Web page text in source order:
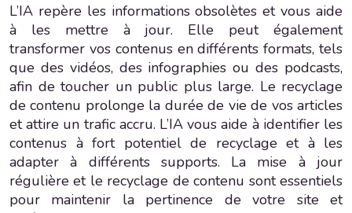
L’IA repère les informations obsolètes et vous aide
à les mettre à jour. Elle peut également
transformer vos contenus en différents formats, tels
que des vidéos, des infographies ou des podcasts,
afin de toucher un public plus large. Le recyclage
de contenu prolonge la durée de vie de vos articles
et attire un trafic accru. L’IA vous aide à identifier les
contenus à fort potentiel de recyclage et à les
adapter à différents supports. La mise à jour
régulière et le recyclage de contenu sont essentiels
pour maintenir la pertinence de votre site et